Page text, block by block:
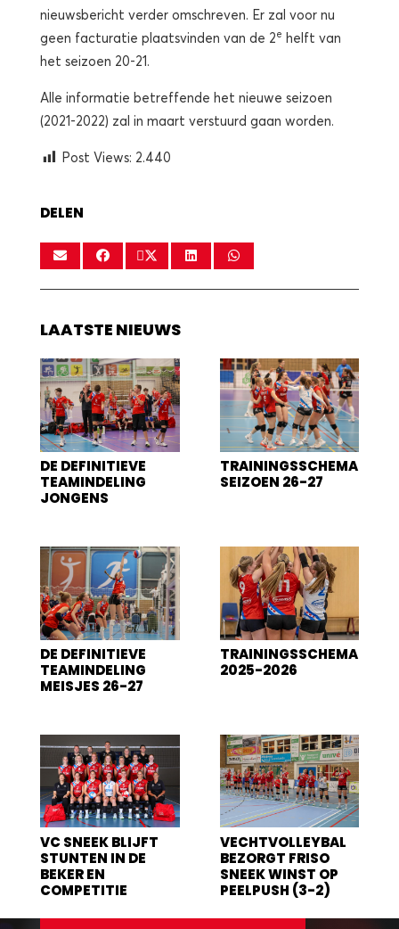
nieuwsbericht verder omschreven. Er zal voor nu
geen facturatie plaatsvinden van de 2e helft van
het seizoen 20-21.
Alle informatie betreffende het nieuwe seizoen
(2021-2022) zal in maart verstuurd gaan worden.
Post Views: 2.440
DELEN
LAATSTE NIEUWS
DE DEFINITIEVE
TEAMINDELING
JONGENS
TRAININGSSCHEMA
SEIZOEN 26-27
DE DEFINITIEVE
TEAMINDELING
MEISJES 26-27
TRAININGSSCHEMA
2025-2026
VC SNEEK BLIJFT
STUNTEN IN DE
BEKER EN
COMPETITIE
VECHTVOLLEYBAL
BEZORGT FRISO
SNEEK WINST OP
PEELPUSH (3-2)